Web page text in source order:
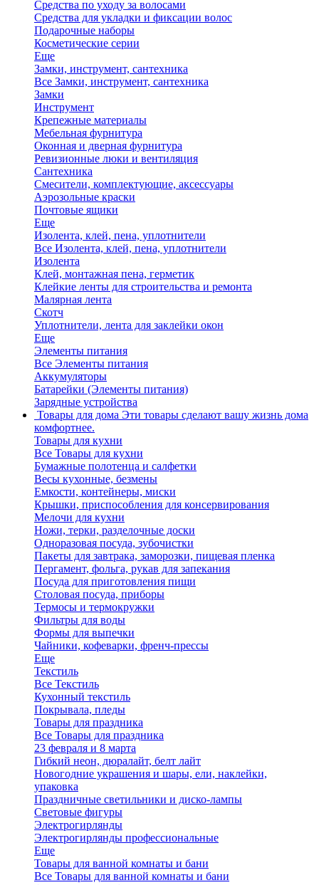
Средства по уходу за волосами
Средства для укладки и фиксации волос
Подарочные наборы
Косметические серии
Еще
Замки, инструмент, сантехника
Все Замки, инструмент, сантехника
Замки
Инструмент
Крепежные материалы
Мебельная фурнитура
Оконная и дверная фурнитура
Ревизионные люки и вентиляция
Сантехника
Смесители, комплектующие, аксессуары
Аэрозольные краски
Почтовые ящики
Еще
Изолента, клей, пена, уплотнители
Все Изолента, клей, пена, уплотнители
Изолента
Клей, монтажная пена, герметик
Клейкие ленты для строительства и ремонта
Малярная лента
Скотч
Уплотнители, лента для заклейки окон
Еще
Элементы питания
Все Элементы питания
Аккумуляторы
Батарейки (Элементы питания)
Зарядные устройства
Товары для дома Эти товары сделают вашу жизнь дома
комфортнее.
Товары для кухни
Все Товары для кухни
Бумажные полотенца и салфетки
Весы кухонные, безмены
Емкости, контейнеры, миски
Крышки, приспособления для консервирования
Мелочи для кухни
Ножи, терки, разделочные доски
Одноразовая посуда, зубочистки
Пакеты для завтрака, заморозки, пищевая пленка
Пергамент, фольга, рукав для запекания
Посуда для приготовления пищи
Столовая посуда, приборы
Термосы и термокружки
Фильтры для воды
Формы для выпечки
Чайники, кофеварки, френч-прессы
Еще
Текстиль
Все Текстиль
Кухонный текстиль
Покрывала, пледы
Товары для праздника
Все Товары для праздника
23 февраля и 8 марта
Гибкий неон, дюралайт, белт лайт
Новогодние украшения и шары, ели, наклейки,
упаковка
Праздничные светильники и диско-лампы
Световые фигуры
Электрогирлянды
Электрогирлянды профессиональные
Еще
Товары для ванной комнаты и бани
Все Товары для ванной комнаты и бани